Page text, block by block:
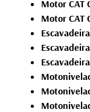
Motor CAT
Motor CAT